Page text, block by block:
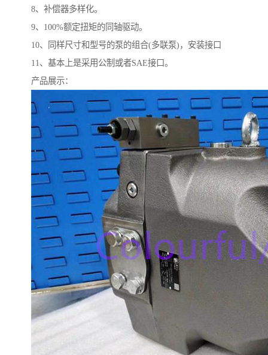
8、补偿器多样化。
9、100%额定扭矩的同轴驱动。
10、同样尺寸和型号的泵的组合(多联泵)，安装接口
11、基本上是采用公制或者SAE接口。
产品展示：